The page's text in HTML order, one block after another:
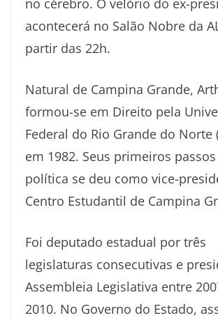
no cérebro. O velório do ex-
acontecerá no Salão Nobre da
partir das 22h.
Natural de Campina Grande,
formou-se em Direito pela
Federal do Rio Grande do Norte
em 1982. Seus primeiros
política se deu como vice-
Centro Estudantil de Campina
Foi deputado estadual por três
legislaturas consecutivas e
Assembleia Legislativa entre
2010. No Governo do Estado,